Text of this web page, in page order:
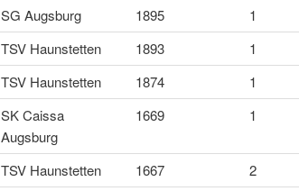
SG Augsburg 1895
1
TSV Haunstetten 1893
1
TSV Haunstetten 1874
1
SK Caissa
Augsburg
1669 1
TSV Haunstetten 1667 2